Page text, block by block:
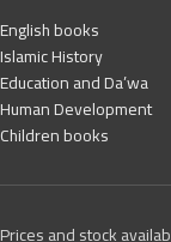
English books
Islamic History
Education and Da’wa
Human Development
Children books
Prices and stock